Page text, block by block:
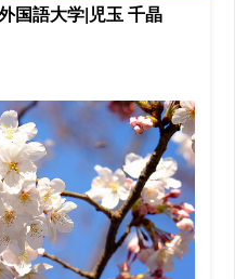
国語大学|児玉 千晶